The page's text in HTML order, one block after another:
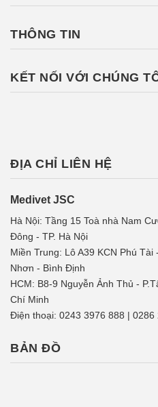
THÔNG TIN
KẾT NỐI VỚI CHÚNG
ĐỊA CHỈ LIÊN HỆ
Medivet JSC
Hà Nội: Tầng 15 Toà nhà Nam
Đông - TP. Hà Nội
Miền Trung: Lô A39 KCN Phú Tài
Nhơn - Bình Định
HCM: B8-9 Nguyễn Ảnh Thủ -
Chí Minh
Điện thoại: 0243 3976 888 | 0286
BẢN ĐỒ